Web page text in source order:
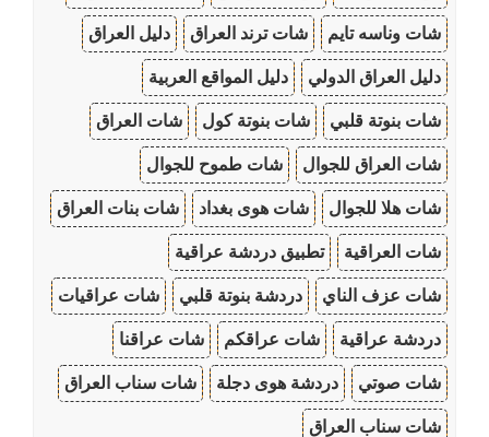
شات وناسه تايم شات ترند العراق دليل العراق
دليل العراق الدولي دليل المواقع العربية
شات بنوتة قلبي شات بنوتة كول شات العراق
شات العراق للجوال شات طموح للجوال
شات هلا للجوال شات هوى بغداد شات بنات العراق
شات العراقية تطبيق دردشة عراقية
شات عزف الناي دردشة بنوتة قلبي شات عراقيات
دردشة عراقية شات عراقكم شات عراقنا
شات صوتي دردشة هوى دجلة شات سناب العراق
شات سناب العراق